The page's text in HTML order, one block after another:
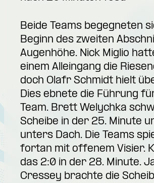
Beide Teams begegneten
Beginn des zweiten
Augenhöhe. Nick Miglio
einem Alleingang die
doch Olafr Schmidt hielt
Dies ebnete die Führung
Team. Brett Welychka
Scheibe in der 25. Minute
unters Dach. Die Teams
fortan mit offenem Visier.
das 2:0 in der 28. Minute.
Cressey brachte die